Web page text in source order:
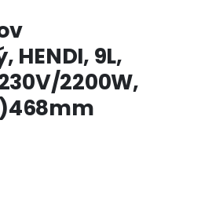
9L,
2200W,